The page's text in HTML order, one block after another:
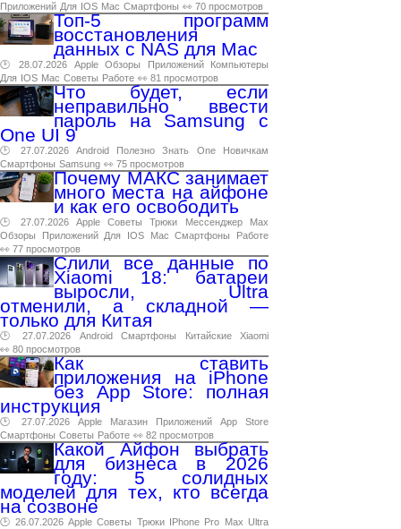
Приложений Для IOS Mac Смартфоны 👀 70 просмотров
Топ-5 программ
восстановления
данных с NAS для Mac
🕑 28.07.2026 Apple Обзоры Приложений
Компьютеры
Для IOS Mac Советы Работе 👀 81 просмотров
Что будет, если
неправильно ввести
пароль на Samsung с
One UI 9
🕑 27.07.2026 Android Полезно Знать One
Новичкам
Смартфоны Samsung 👀 75 просмотров
Почему МАКС занимает
много места на айфоне
и как его освободить
🕑 27.07.2026 Apple Советы Трюки Мессенджер
Max
Обзоры
Приложений Для IOS Mac Смартфоны
Работе
👀 77 просмотров
Слили все данные по
Xiaomi 18: батареи
выросли, Ultra
отменили, а складной —
только для Китая
🕑 27.07.2026 Android Смартфоны Китайские
Xiaomi
👀 80 просмотров
Как ставить
приложения на iPhone
без App Store: полная
инструкция
🕑 27.07.2026 Apple Магазин Приложений App
Store
Смартфоны Советы Работе 👀 82 просмотров
Какой Айфон выбрать
для бизнеса в 2026
году: 5 солидных
моделей для тех, кто всегда
на созвоне
🕑 26.07.2026 Apple Советы Трюки IPhone Pro Max Ultra